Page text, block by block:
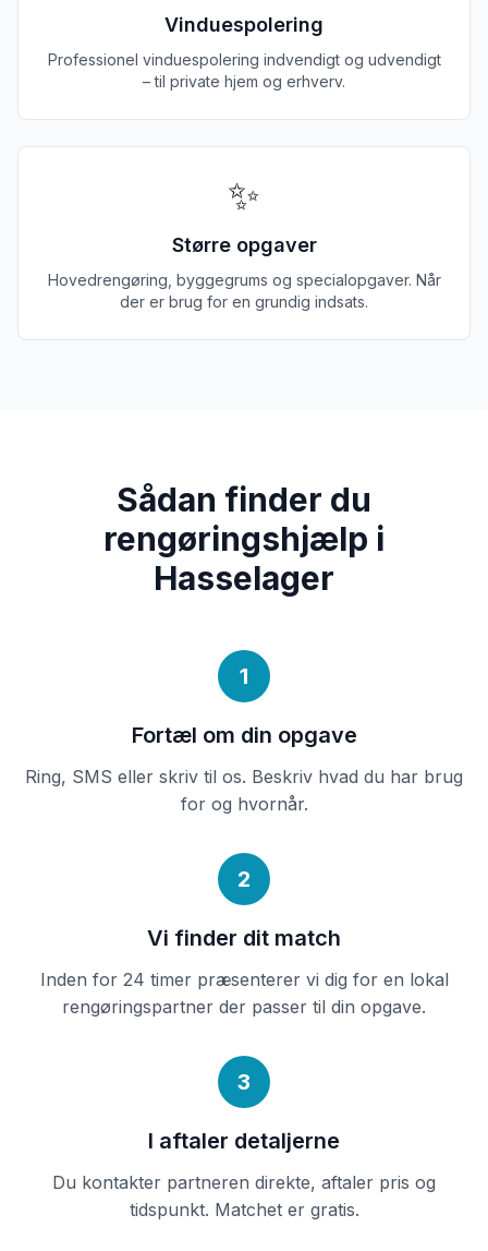
Vinduespolering
Professionel vinduespolering indvendigt og udvendigt
– til private hjem og erhverv.
✨
Større opgaver
Hovedrengøring, byggegrums og specialopgaver. Når
der er brug for en grundig indsats.
Sådan finder du
rengøringshjælp i
Hasselager
1
Fortæl om din opgave
Ring, SMS eller skriv til os. Beskriv hvad du har brug
for og hvornår.
2
Vi finder dit match
Inden for 24 timer præsenterer vi dig for en lokal
rengøringspartner der passer til din opgave.
3
I aftaler detaljerne
Du kontakter partneren direkte, aftaler pris og
tidspunkt. Matchet er gratis.